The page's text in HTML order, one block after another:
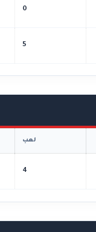
0
5
لعب
4